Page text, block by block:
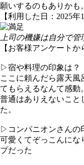
願いするのもありかも。
【利用した日：2025年
上司の機嫌は自分で
【お客様アンケートか
▷宿や料理の印象は？
ここに頼んだら露天風
てもらえるなんて感動。
普通はありえないこと
た。
▷コンパニオンさんの
可愛くてぞっこんにな
プだった